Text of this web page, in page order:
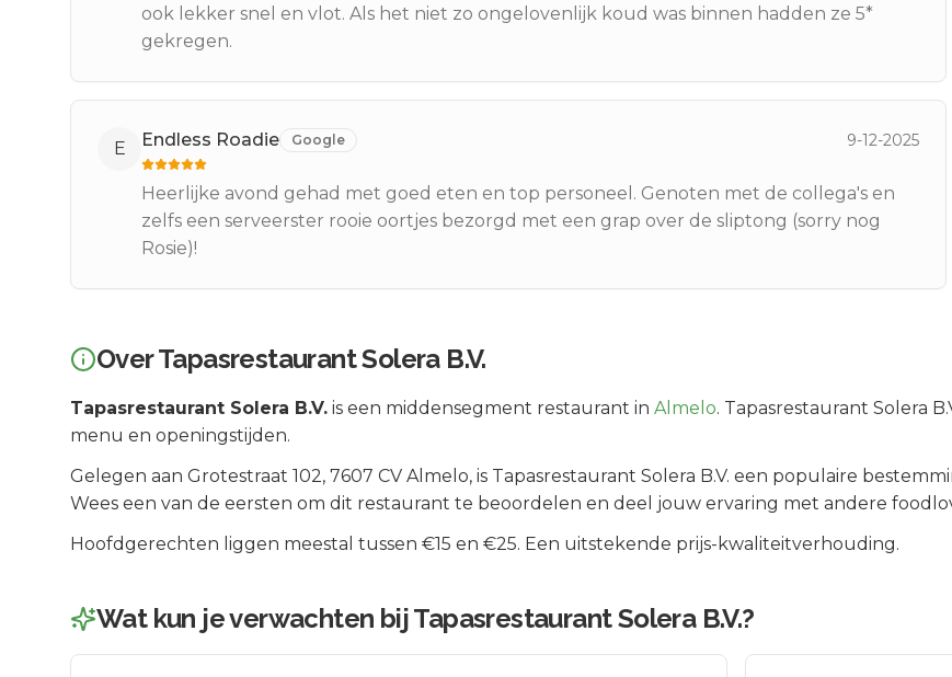
ook lekker snel en vlot. Als het niet zo ongelovenlijk koud was binnen hadden ze 5*
gekregen.
E Endless Roadie Google 9-12-2025
Heerlijke avond gehad met goed eten en top personeel. Genoten met de collega's en
zelfs een serveerster rooie oortjes bezorgd met een grap over de sliptong (sorry nog
Rosie)!
OverTapasrestaurant Solera B.V.
Tapasrestaurant Solera B.V. is een middensegment restaurant in Almelo. Tapasrestaurant Solera
menu en openingstijden.
Gelegen aan Grotestraat 102, 7607 CV Almelo, is Tapasrestaurant Solera B.V. een populaire
Wees een van de eersten om dit restaurant te beoordelen en deel jouw ervaring met andere
Hoofdgerechten liggen meestal tussen €15 en €25. Een uitstekende prijs-kwaliteitverhouding.
Wat kun je verwachten bijTapasrestaurant Solera B.V.?